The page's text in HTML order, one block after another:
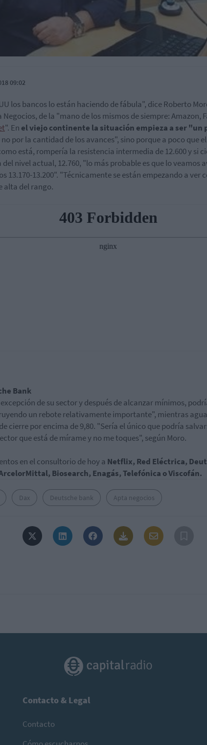
09:02
los bancos lo están haciendo de fábula", dice Roberto
Negocios, de la "mano de los mismos de siempre: Amazon,
". En el viejo continente la situación empieza a ser "un
no por la cantidad de los avances", sino porque a poco que el
está, rompería la resistencia intermedia de 12.600 y si
del nivel actual, 12.760, "lo más probable es que lo veamos
13.170-13.200". "Técnicamente se están empezando a ver
alta del rango.
Bank
de su sector y después de alcanzar mínimos,
un rebote relativamente importante", mientras
cierre por encima de 9,80. "Sería el único que podría
que está de mírame y no me toques", según Moro.
en el consultorio de hoy a Netflix, Red Eléctrica,
Biosearch, Enagás, Telefónica o Viscofán.
Dax Deutsche bank Apta negocios
Contacto & Legal
Contacto